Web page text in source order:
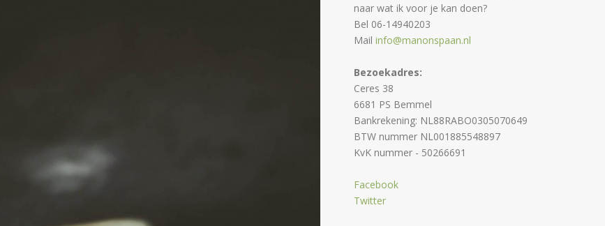
naar wat ik voor je kan doen?
Bel 06-14940203
Mail info@manonspaan.nl
Bezoekadres:
Ceres 38
6681 PS Bemmel
Bankrekening: NL88RABO0305070649
BTW nummer NL001885548897
KvK nummer - 50266691
Facebook
Twitter